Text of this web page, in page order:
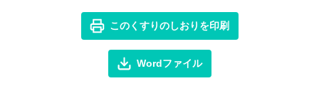
このくすりのしおりを印刷
Wordファイル